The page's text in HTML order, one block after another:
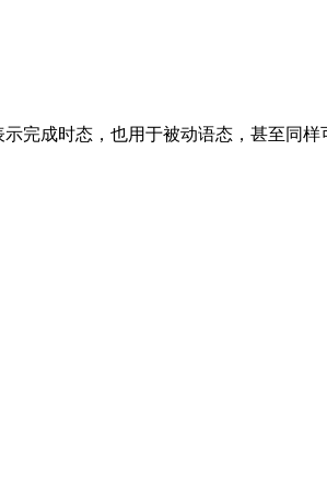
完成时态，也用于被动语态，甚至同样